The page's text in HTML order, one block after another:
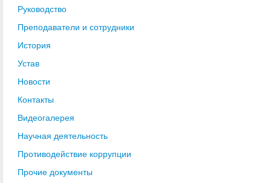
Руководство
Преподаватели и сотрудники
История
Устав
Новости
Контакты
Видеогалерея
Научная деятельность
Противодействие коррупции
Прочие документы